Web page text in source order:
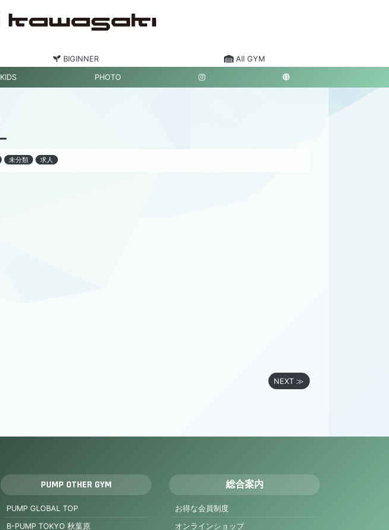
BIGINNER All GYM
KIDS PHOTO
未分類 求人
NEXT ≫
PUMP OTHER GYM
PUMP GLOBAL TOP
B-PUMP TOKYO 秋葉原
総合案内
お得な会員制度
オンラインショップ